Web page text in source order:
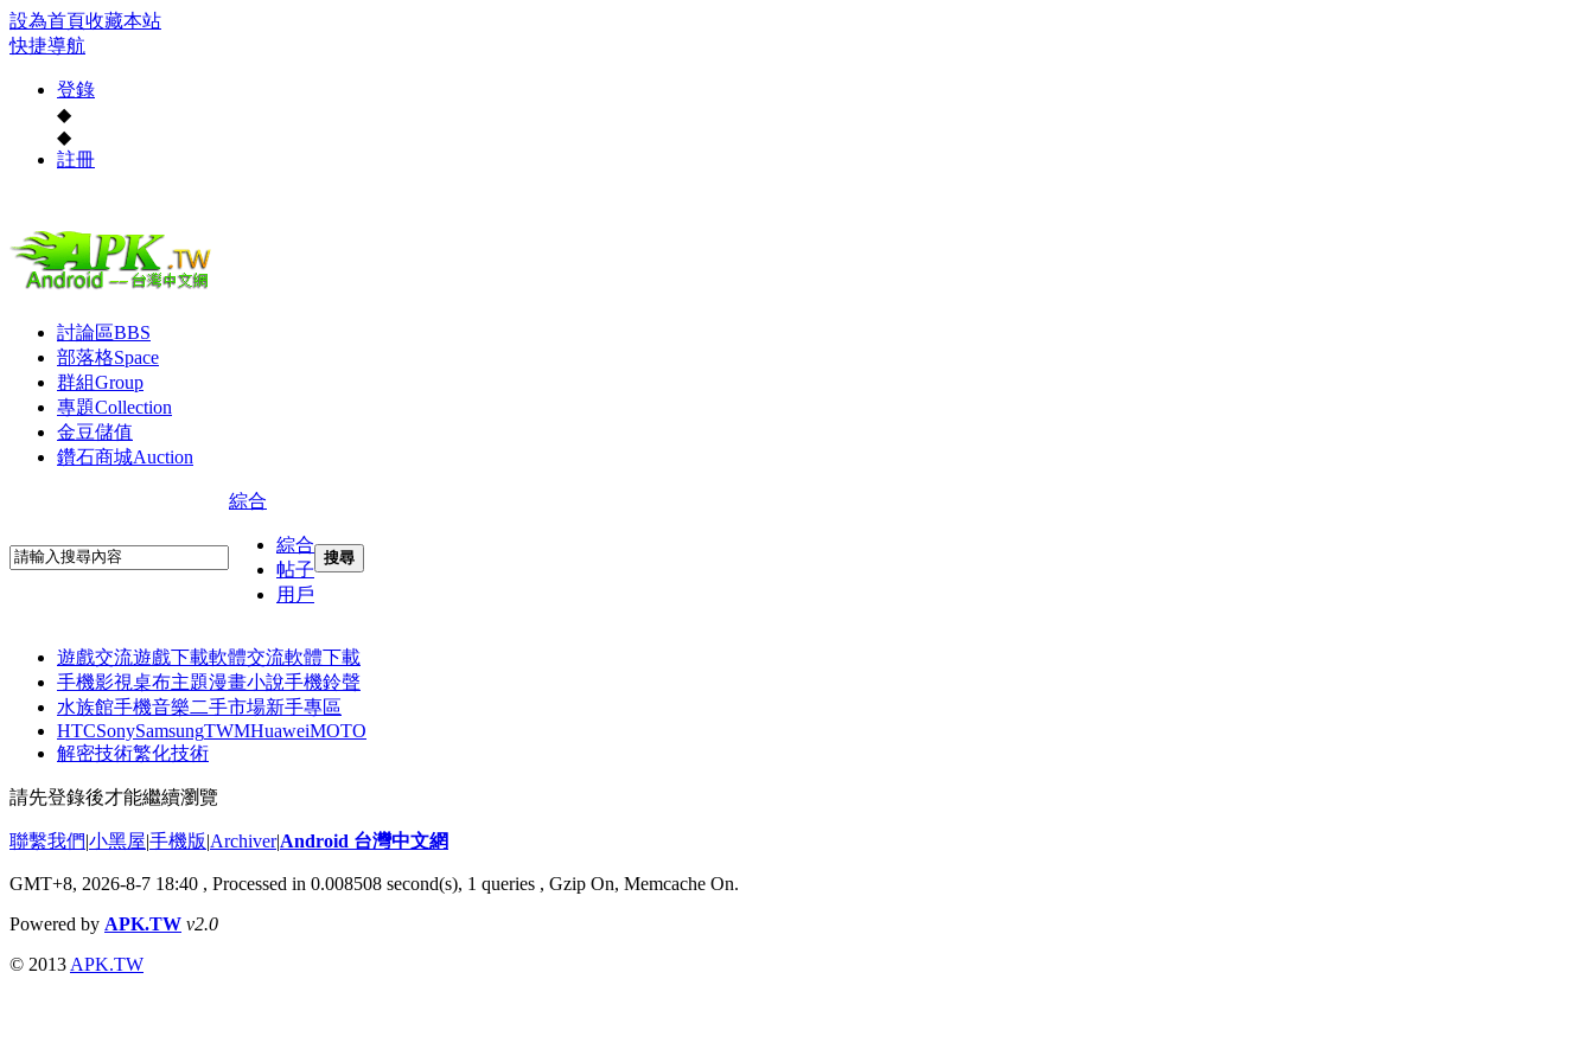
設為首頁收藏本站
快捷導航
登錄
◆
◆
註冊
討論區BBS
部落格Space
群組Group
專題Collection
金豆儲值
鑽石商城Auction
綜合
綜合
帖子
用戶
搜尋
遊戲交流遊戲下載軟體交流軟體下載
手機影視桌布主題漫畫小說手機鈴聲
水族館手機音樂二手市場新手專區
HTCSonySamsungTWMHuaweiMOTO
解密技術繁化技術
請先登錄後才能繼續瀏覽
聯繫我們|小黑屋|手機版|Archiver|Android 台灣中文網
GMT+8, 2026-8-7 18:40 , Processed in 0.008508 second(s), 1 queries , Gzip On, Memcache On.
Powered by APK.TW v2.0
© 2013 APK.TW